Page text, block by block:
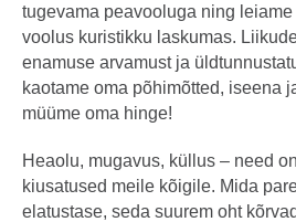
tugevama peavooluga ning
voolus kuristikku laskumas.
enamuse arvamust ja
kaotame oma põhimõtted, iseena
müüme oma hinge!
Heaolu, mugavus, küllus – need
kiusatused meile kõigile. Mida
elatustase, seda suurem oht